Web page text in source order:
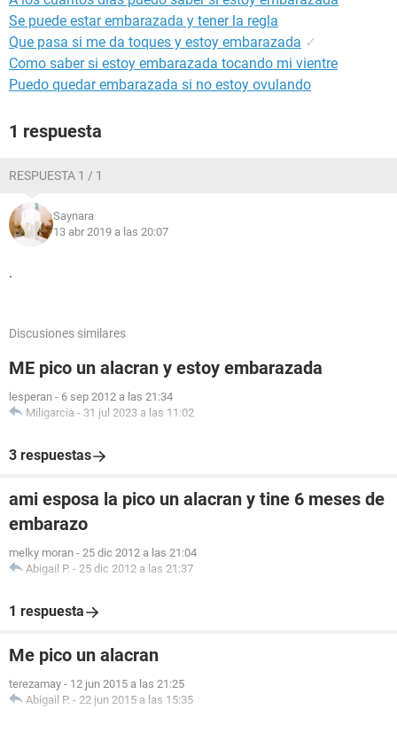
Se puede estar embarazada y tener la regla
Que pasa si me da toques y estoy embarazada ✓
Como saber si estoy embarazada tocando mi vientre
Puedo quedar embarazada si no estoy ovulando
1 respuesta
RESPUESTA 1 / 1
Saynara
13 abr 2019 a las 20:07
.
Discusiones similares
ME pico un alacran y estoy embarazada
lesperan - 6 sep 2012 a las 21:34
Miligarcia - 31 jul 2023 a las 11:02
3 respuestas
ami esposa la pico un alacran y tine 6 meses de
embarazo
melky moran - 25 dic 2012 a las 21:04
Abigail P. - 25 dic 2012 a las 21:37
1 respuesta
Me pico un alacran
terezamay - 12 jun 2015 a las 21:25
Abigail P. - 22 jun 2015 a las 15:35